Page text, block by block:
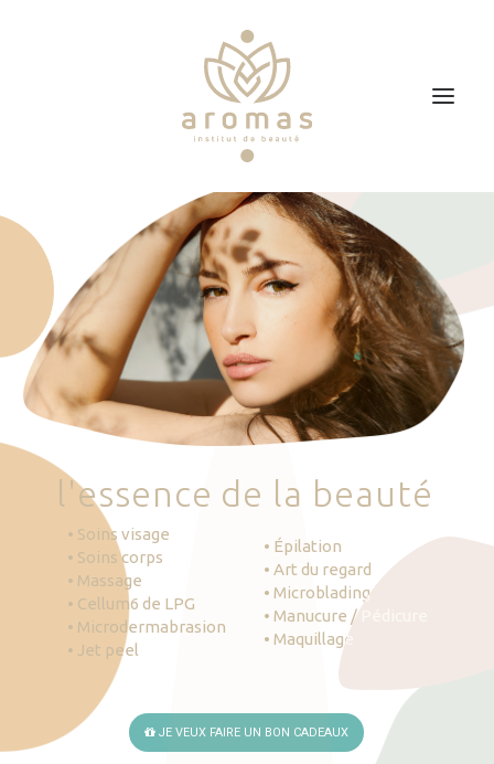
Soins
Je veux faire un bon cadeau
Plan d’accès
Prendre RDV
'essence de la beauté
• Soins visage
• Soins corps
• Massage
• Cellum6 de LPG
• Microdermabrasion
• Jet peel
• Épilation
• Art du regard
• Microblading
• Manucure / Pédicure
• Maquillage
JE VEUX FAIRE UN BON CADEAUX